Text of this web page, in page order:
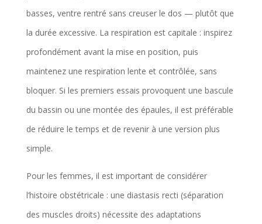
basses, ventre rentré sans creuser le dos — plutôt que
la durée excessive. La respiration est capitale : inspirez
profondément avant la mise en position, puis
maintenez une respiration lente et contrôlée, sans
bloquer. Si les premiers essais provoquent une bascule
du bassin ou une montée des épaules, il est préférable
de réduire le temps et de revenir à une version plus
simple.
Pour les femmes, il est important de considérer
l’histoire obstétricale : une diastasis recti (séparation
des muscles droits) nécessite des adaptations